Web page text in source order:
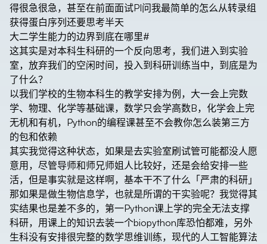
得很急很急，甚至在前面面试PI问我最简单的怎么从转录组
获得蛋白序列还要思考半天
大二学生能力的边界到底在哪里#
这其实是对本科生科研的一个反向思考，我们进入到实验
室，放弃我们的空闲时间，投入到科研训练当中，到底是为
了什么？
以我们学校的生物本科生的教学安排为例，大一会上完数
学、物理、化学等基础课，数学只会学高数B，化学会上完
无机和有机，Python的编程课甚至不会教你怎么装第三方
的包和依赖
其实我觉得这种状态，如果是去实验室刷试管可能都没人愿
意用，尽管导师和师兄师姐人比较好，还是会给安排一些
活，但是事实就是这样啊，基本干不了什么「严肃的科研」
那如果是做生物信息学，也就是所谓的干实验呢？我觉得其
实结果也是差不多的，第一Python课上学的完全无法支撑
科研，用课上的知识去装一个biopython库恐怕都难，另外
生科没有安排很完整的数学思维训练，现代的人工智能算法